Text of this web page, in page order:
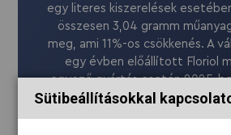
egy literes kiszerelések
összesen 3,04 gramm
meg, ami 11%-os csökkenés. A
egy évben előállított Floriol
egyező gyártás esetén 2025-
11%-kal kevesebb műanyagot
Sütibeállításokkal